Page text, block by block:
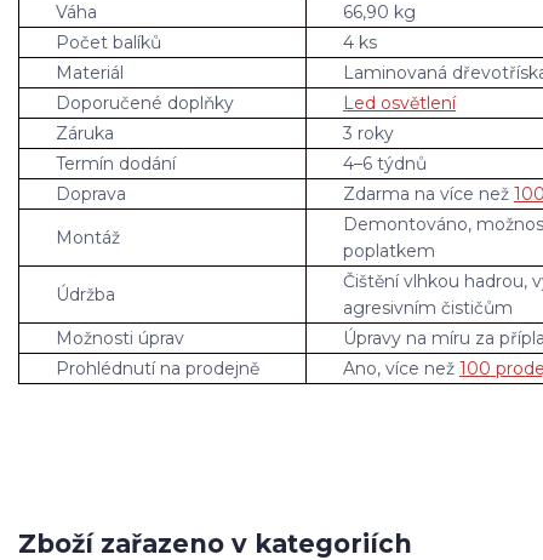
Váha
66,90 kg
Počet balíků
4 ks
Materiál
Laminovaná
Doporučené doplňky
Led osvětlení
Záruka
3 roky
Termín dodání
4–6 týdnů
Doprava
Zdarma na více než
Montáž
Demontováno,
poplatkem
Údržba
Čištění vlhkou hadrou,
agresivním čističům
Možnosti úprav
Úpravy na míru za
Prohlédnutí na prodejně
Ano, více než 100
Zboží zařazeno v kategoriích